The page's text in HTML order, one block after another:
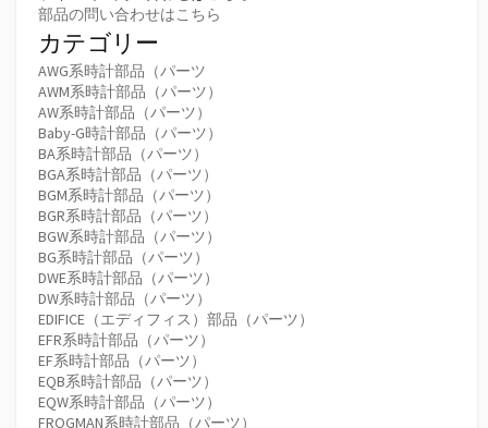
部品の問い合わせはこちら
カテゴリー
AWG系時計部品（パーツ
AWM系時計部品（パーツ）
AW系時計部品（パーツ）
Baby-G時計部品（パーツ）
BA系時計部品（パーツ）
BGA系時計部品（パーツ）
BGM系時計部品（パーツ）
BGR系時計部品（パーツ）
BGW系時計部品（パーツ）
BG系時計部品（パーツ）
DWE系時計部品（パーツ）
DW系時計部品（パーツ）
EDIFICE（エディフィス）部品（パーツ）
EFR系時計部品（パーツ）
EF系時計部品（パーツ）
EQB系時計部品（パーツ）
EQW系時計部品（パーツ）
FROGMAN系時計部品（パーツ）